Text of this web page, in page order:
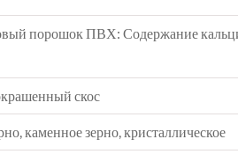
порошок ПВХ: Содержание
скос
каменное зерно, кристаллическое